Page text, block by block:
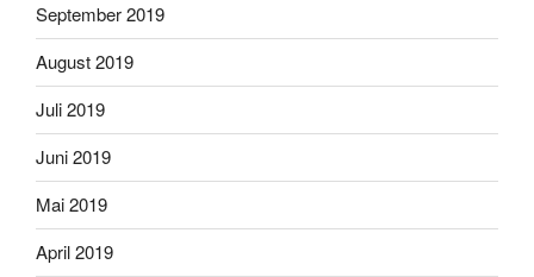
September 2019
August 2019
Juli 2019
Juni 2019
Mai 2019
April 2019